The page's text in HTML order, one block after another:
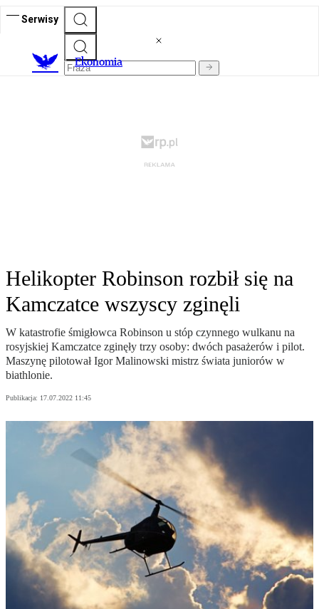
Serwisy
Ekonomia
Helikopter Robinson rozbił się na
Kamczatce wszyscy zginęli
W katastrofie śmigłowca Robinson u stóp czynnego wulkanu na
rosyjskiej Kamczatce zginęły trzy osoby: dwóch pasażerów i pilot.
Maszynę pilotował Igor Malinowski mistrz świata juniorów w
biathlonie.
Publikacja: 17.07.2022 11:45